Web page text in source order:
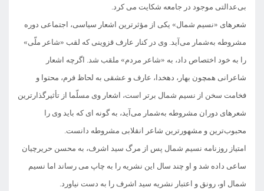
بی‌عدالتی موجود در جامعه شکایت می کرد.
شعرهای «نسیم شمال» یکی از مؤثرترین اشعار سیاسی، اجتماعی دوره
مشروطه به‌شمار می‌آید. وی در کنار عارف قزوینی که لقب «شاعر ملّی»
را به خود اختصاص داد، به «شاعر مردم» ملقب شد. اگرچه اشعار
شاعرانی همچون بهار، دهخدا، عارف و عشقی به لحاظ فرم، محتوا و
فخامت سخن از نسیم شمال برتر است، اشعار وی مسلّما از تأثیرگذارترین
شعرهای دوران مشروطه به‌شمار می‌آید، به گونه ای که باید وی را
محبوب‌ترین و مشهورترین شاعر انقلابی مشروطه دانست.
امتیاز روزنامه نسیم شمال پس از مرگ سید اشرف، به محسن حریرچیان
ساعی داده شد و او چند سال این نشریه را به چاپ می رساند اما نسیم
شمال او، رونق و اعتبار نشریه سید اشرف را به دست نیاورد.